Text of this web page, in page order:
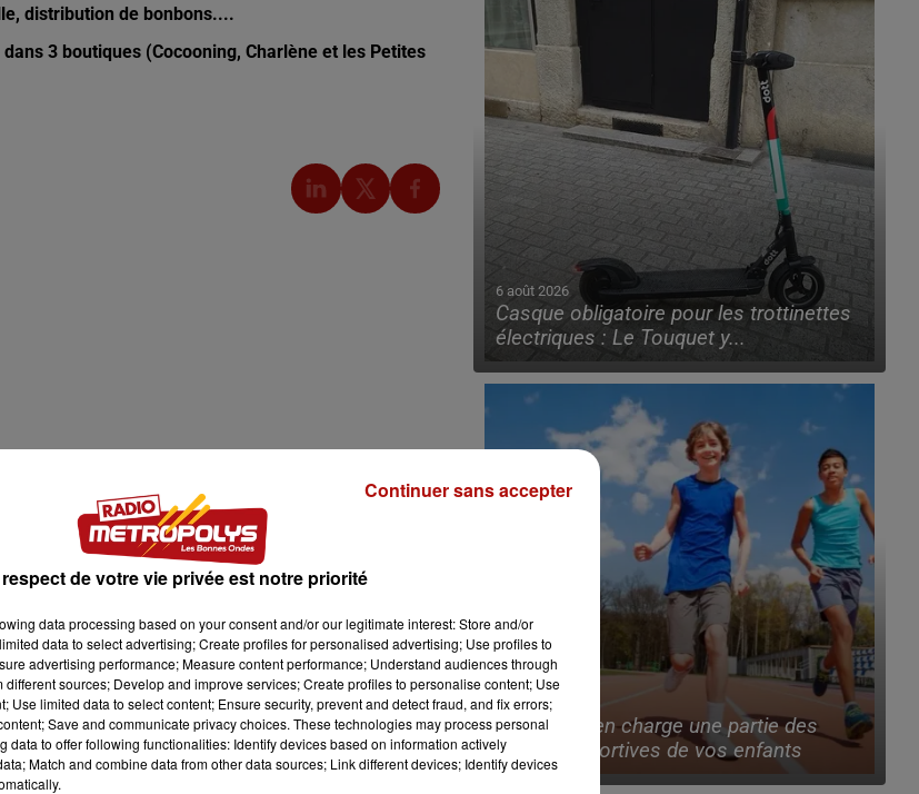
distribution de bonbons....
3 boutiques (Cocooning, Charlène et les Petites
6 août 2026
Casque obligatoire pour les trottinettes
électriques : Le Touquet y...
6 août 2026
Lille prend en charge une partie des
licences sportives de vos enfants
de votre vie privée est notre priorité
data processing based on your consent and/or our legitimate interest: Store and/or
data to select advertising; Create profiles for personalised advertising; Use profiles to
advertising performance; Measure content performance; Understand audiences through
different sources; Develop and improve services; Create profiles to personalise content; Use
Use limited data to select content; Ensure security, prevent and detect fraud, and fix errors;
Save and communicate privacy choices. These technologies may process personal
data to offer following functionalities: Identify devices based on information actively
Match and combine data from other data sources; Link different devices; Identify devices
Continuer sans accepter